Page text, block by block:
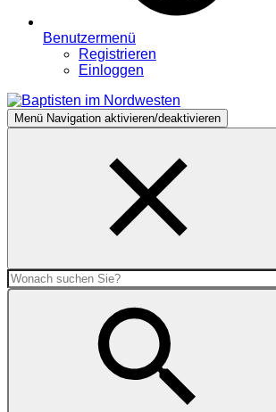
Benutzermenü
Registrieren
Einloggen
Menü Navigation aktivieren/deaktivieren